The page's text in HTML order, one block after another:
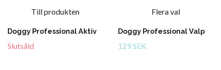
Till produkten
Doggy Professional Aktiv
Slutsåld
Flera val
Doggy Professional Valp
129 SEK